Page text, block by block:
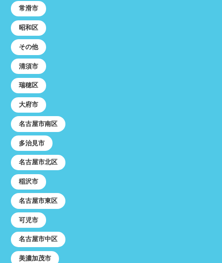
常滑市
昭和区
その他
清須市
瑞穂区
大府市
名古屋市南区
多治見市
名古屋市北区
稲沢市
名古屋市東区
可児市
名古屋市中区
美濃加茂市